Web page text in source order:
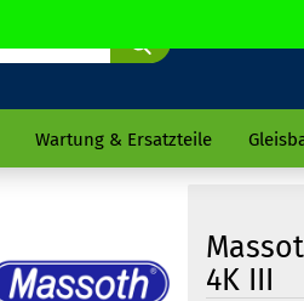
Wartung & Ersatzteile
4K III